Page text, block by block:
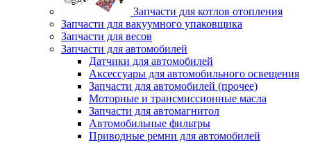
Запчасти для котлов отопления
Запчасти для вакуумного упаковщика
Запчасти для весов
Запчасти для автомобилей
Датчики для автомобилей
Аксессуары для автомобильного освещения
Запчасти для автомобилей (прочее)
Моторные и трансмиссионные масла
Запчасти для автомагнитол
Автомобильные фильтры
Приводные ремни для автомобилей